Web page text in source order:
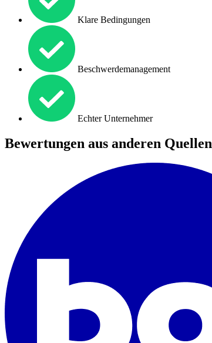
Klare Bedingungen
Beschwerdemanagement
Echter Unternehmer
Bewertungen aus anderen Quellen